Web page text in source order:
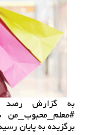
به گزارش رصد
برگزیده به پایان